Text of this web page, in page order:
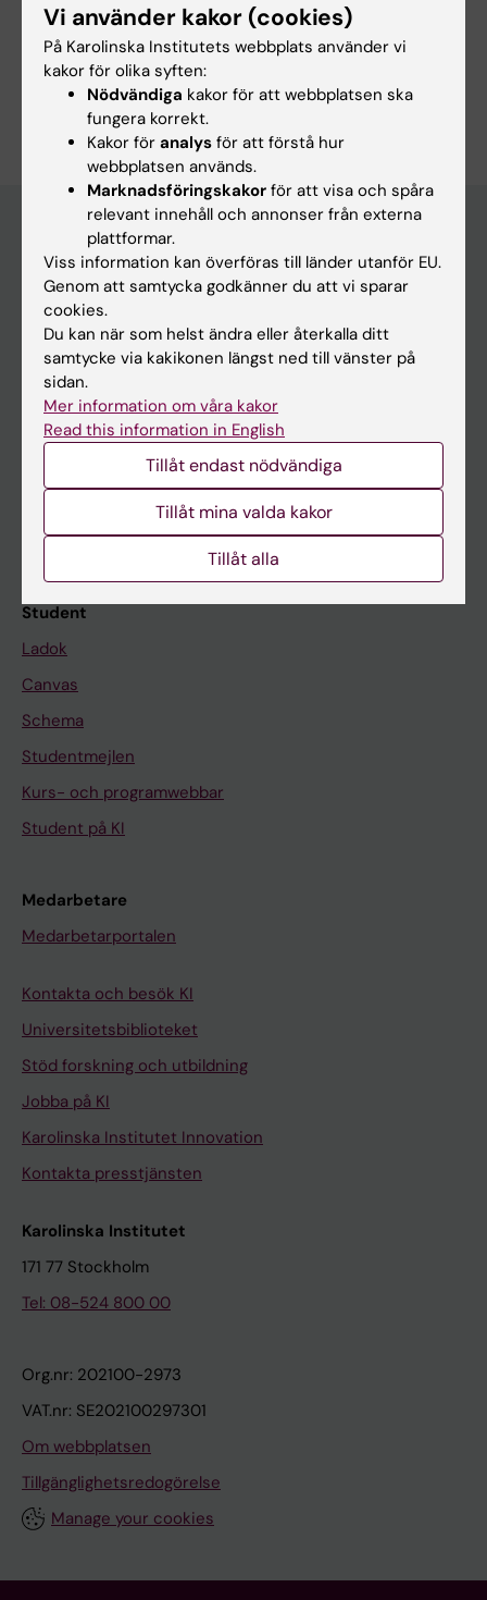
Forskningsområden:
Epidemiologi
Njurmedicin Reumatologi
Är du Michael Fored?
Redigera din profil
Huvudmeny
Utbildning
Forskarutbildning
Forskning
Om KI
På gång
Student
Ladok
Canvas
Schema
Studentmejlen
Kurs- och programwebbar
Student på KI
Medarbetare
Medarbetarportalen
Kontakta och besök KI
Universitetsbiblioteket
Stöd forskning och utbildning
Jobba på KI
Karolinska Institutet Innovation
Kontakta presstjänsten
Karolinska Institutet
171 77 Stockholm
Tel: 08-524 800 00
Org.nr: 202100-2973
VAT.nr: SE202100297301
Om webbplatsen
Tillgänglighetsredogörelse
Manage your cookies
Vi använder kakor (cookies)
På Karolinska Institutets webbplats använder vi
kakor för olika syften:
Nödvändiga kakor för att webbplatsen ska
fungera korrekt.
Kakor för analys för att förstå hur
webbplatsen används.
Marknadsföringskakor för att visa och spåra
relevant innehåll och annonser från externa
plattformar.
Viss information kan överföras till länder utanför EU.
Genom att samtycka godkänner du att vi sparar
cookies.
Du kan när som helst ändra eller återkalla ditt
samtycke via kakikonen längst ned till vänster på
sidan.
Mer information om våra kakor
Read this information in English
Tillåt endast nödvändiga
Tillåt mina valda kakor
Tillåt alla